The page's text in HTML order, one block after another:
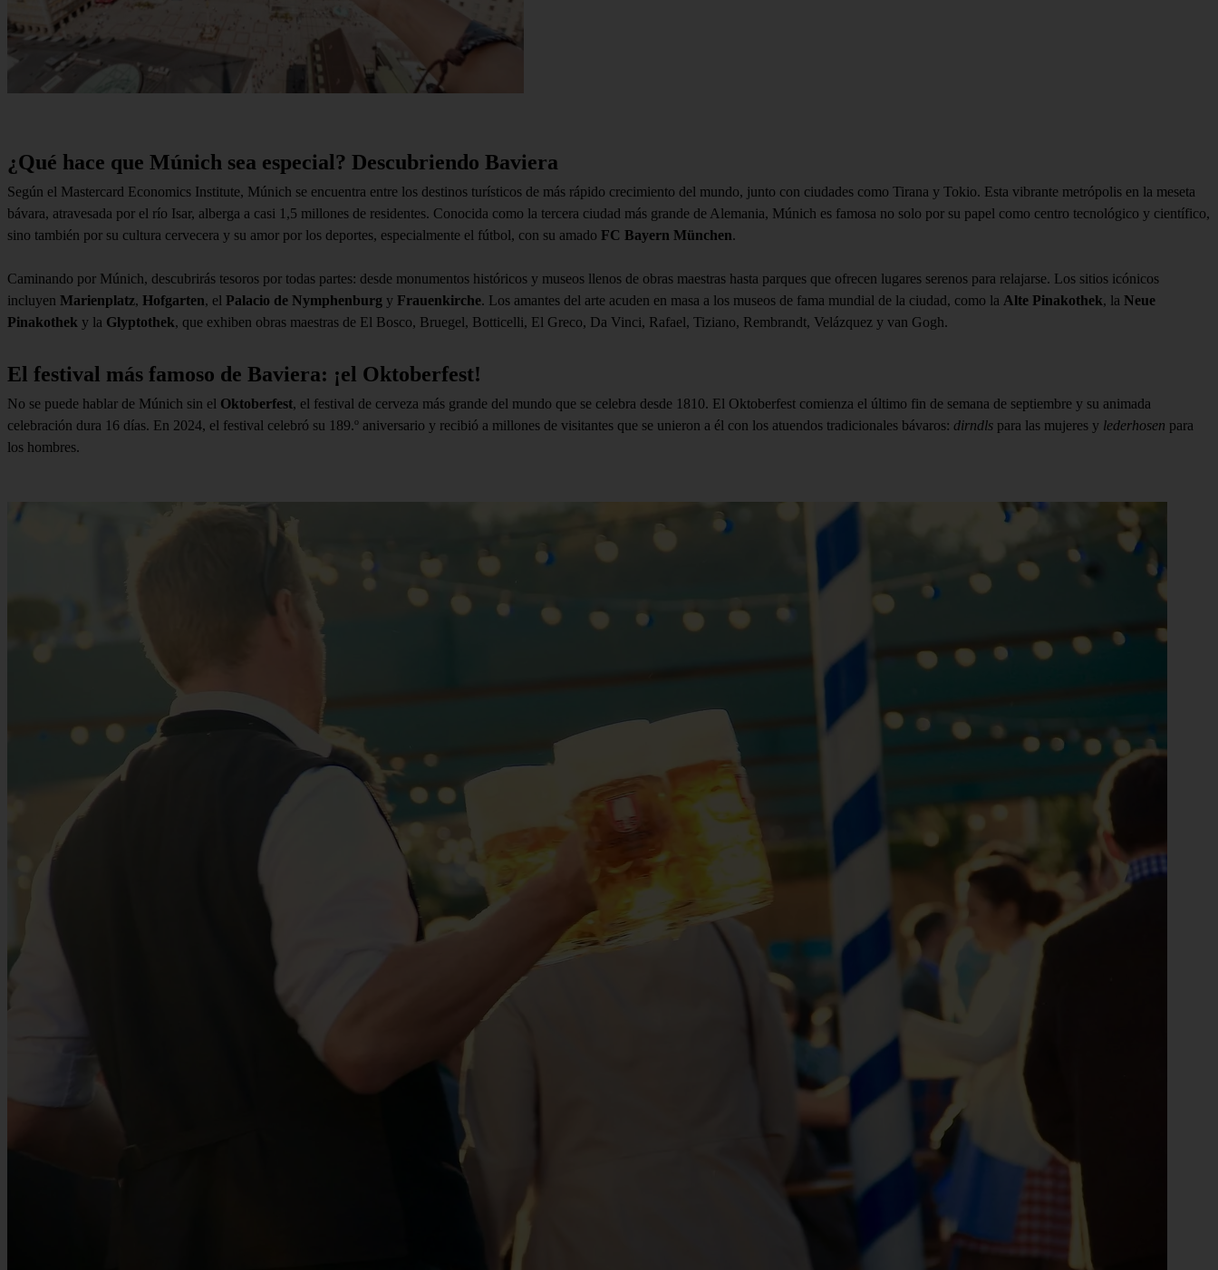
¿Qué hace que Múnich sea especial? Descubriendo Baviera
Según el Mastercard Economics Institute, Múnich se encuentra entre los destinos turísticos de más rápido crecimiento del mundo, junto con ciudades como Tirana y Tokio. Esta vibrante metrópolis en la meseta
bávara, atravesada por el río Isar, alberga a casi 1,5 millones de residentes. Conocida como la tercera ciudad más grande de Alemania, Múnich es famosa no solo por su papel como centro tecnológico y científico,
sino también por su cultura cervecera y su amor por los deportes, especialmente el fútbol, ​​con su amado FC Bayern München.
Caminando por Múnich, descubrirás tesoros por todas partes: desde monumentos históricos y museos llenos de obras maestras hasta parques que ofrecen lugares serenos para relajarse. Los sitios icónicos
incluyen Marienplatz, Hofgarten, el Palacio de Nymphenburg y Frauenkirche. Los amantes del arte acuden en masa a los museos de fama mundial de la ciudad, como la Alte Pinakothek, la Neue
Pinakothek y la Glyptothek, que exhiben obras maestras de El Bosco, Bruegel, Botticelli, El Greco, Da Vinci, Rafael, Tiziano, Rembrandt, Velázquez y van Gogh.
El festival más famoso de Baviera: ¡el Oktoberfest!
No se puede hablar de Múnich sin el Oktoberfest, el festival de cerveza más grande del mundo que se celebra desde 1810. El Oktoberfest comienza el último fin de semana de septiembre y su animada
celebración dura 16 días. En 2024, el festival celebró su 189.º aniversario y recibió a millones de visitantes que se unieron a él con los atuendos tradicionales bávaros: dirndls para las mujeres y lederhosen para
los hombres.